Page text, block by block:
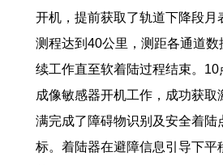
开机，提前获取了轨道下降段月
测程达到40公里，测距各通道
续工作直至软着陆过程结束。 10
成像敏感器开机工作，成功获取
满完成了障碍物识别及安全着陆
标。着陆器在避障信息引导下平